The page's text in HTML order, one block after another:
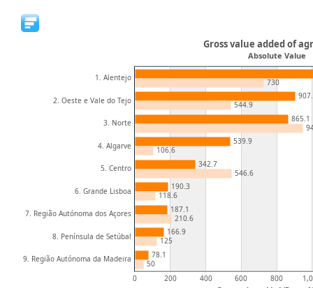
0 200 400 600 800
1. Alentejo
2. Oeste e Vale do Tejo
3. Norte
4. Algarve
5. Centro
6. Grande Lisboa
7. Região Autónoma dos Açores
8. Península de Setúbal
9. Região Autónoma da Madeira
865.1
539.9
342.7
190.3
187.1
166.9
78.1
730
544.9
106.6
546.6
118.6
210.6
125
50
Gross value added of
Absolute Value